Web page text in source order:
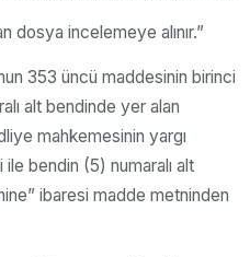
dosya incelemeye alınır.”
353 üncü maddesinin birinci
alt bendinde yer alan
mahkemesinin yargı
ile bendin (5) numaralı alt
ibaresi madde metninden